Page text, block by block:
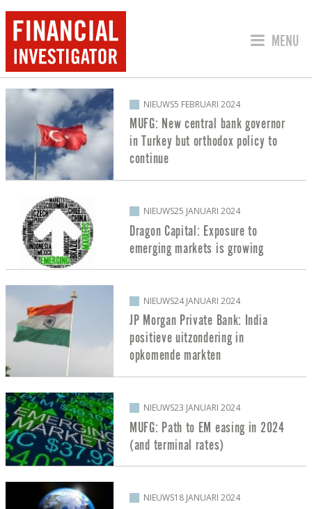
SPRING
MENU
BERICHTEN OVER OPKOMENDE
NIEUWS5 FEBRUARI 2024
MUFG: New central bank governor
in Turkey but orthodox policy to
continue
NIEUWS25 JANUARI 2024
Dragon Capital: Exposure to
emerging markets is growing
NIEUWS24 JANUARI 2024
JP Morgan Private Bank: India
positieve uitzondering in
opkomende markten
NIEUWS23 JANUARI 2024
MUFG: Path to EM easing in 2024
(and terminal rates)
NIEUWS18 JANUARI 2024